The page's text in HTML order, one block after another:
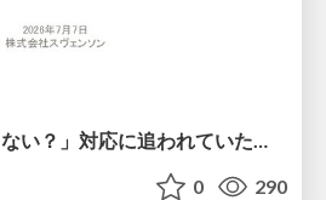
「この数字おかしくない？」対応に追われていたのに、 Claude Codeで設計改善まで着手できた話
0 290